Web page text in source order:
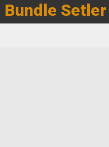
Bundle Setler